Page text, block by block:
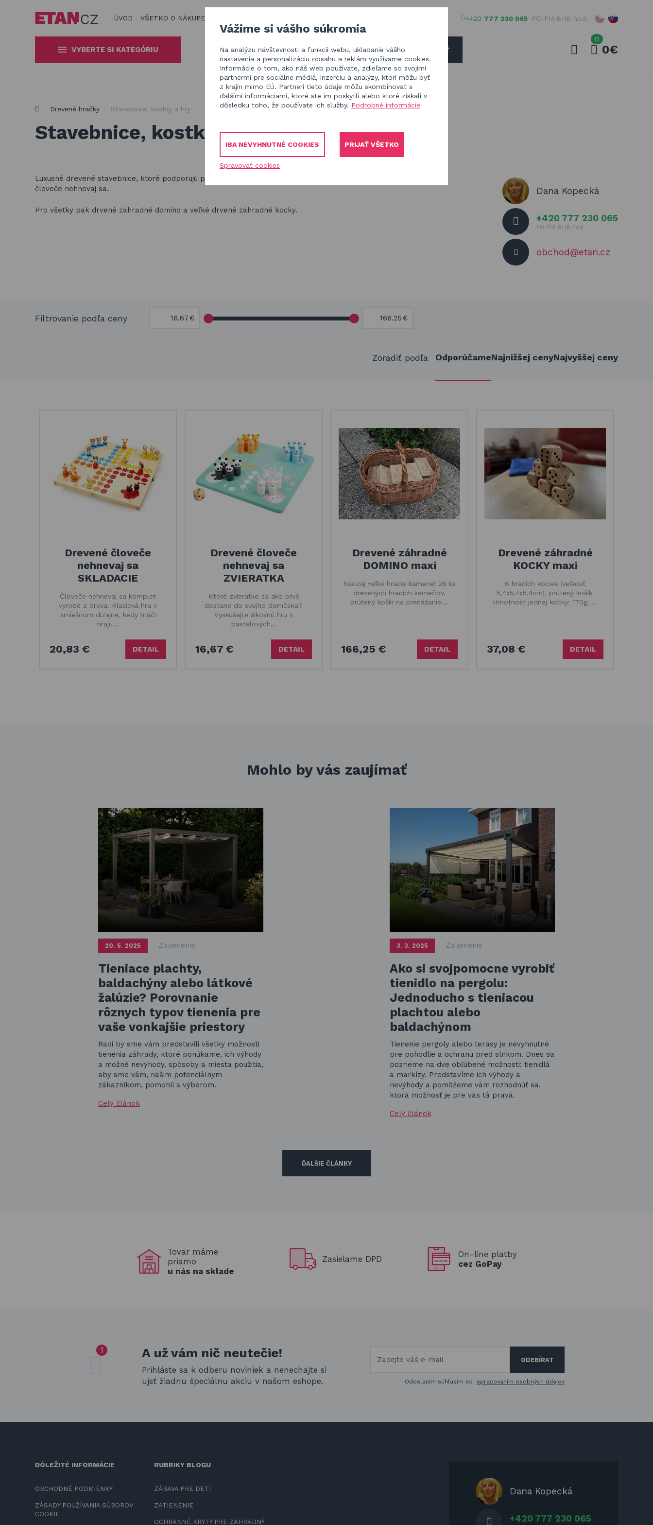
ÚVOD VŠETKO O NÁKUPE +420 777 230 065 PO-PIA 8-18 hod.
VYBERTE SI KATEGÓRIU
nábytok
Drevené hračky
Hojdačky a závesné systémy
HĽADAŤ
Registrovať
Zabudnuté heslo
0
0€
Produkty na zatienenie vašej záhrady, terasy či balkóna
Drevené hračky Stavebnice, kostky a hry
Stavebnice, kostky a hry
Luxusné drevené stavebnice, ktoré podporujú predstavivosť a zručnosti starších detí. Pre deti aj dospelých drevené
človeče nehnevaj sa.
Pro všetky pak drvené záhradné domino a veľké drvené záhradné kocky.
Dana Kopecká
+420 777 230 065
PO-PIA 8-18 hod.
obchod@etan.cz
Filtrovanie podľa ceny € €
Zoradiť podľa OdporúčameNajnižšej cenyNajvyššej ceny
Drevené človeče
nehnevaj sa
SKLADACIE
Človeče nehnevaj sa komplet
vyrobé z dreva. Klasická hra v
smiešnom dizajne, kedy hráči
hrajú…
20,83 € DETAIL
Drevené človeče
nehnevaj sa
ZVIERATKA
Ktoré zvieratko sa ako prvé
dostane do svojho domčeka?
Vyskúšajte šikovnú hru v
pastelových…
16,67 € DETAIL
Drevené záhradné
DOMINO maxi
Naozaj veľké hracie kamene! 28 ks
drevených hracích kameňov,
prútený košík na prenášanie.…
166,25 € DETAIL
Drevené záhradné
KOCKY maxi
6 hracích kociek (veľkosť
5,4x5,4x5,4cm), prútený košík.
Hmotnosť jednej kocky: 170g. …
37,08 € DETAIL
Mohlo by vás zaujímať
20. 5. 2025 Zatienenie
Tieniace plachty,
baldachýny alebo látkové
žalúzie? Porovnanie
rôznych typov tienenia pre
vaše vonkajšie priestory
Radi by sme vám predstavili všetky možnosti
tienenia záhrady, ktoré ponúkame, ich výhody
a možné nevýhody, spôsoby a miesta použitia,
aby sme vám, našim potenciálnym
zákazníkom, pomohli s výberom.
Celý článok
3. 3. 2025 Zatienenie
Ako si svojpomocne vyrobiť
tienidlo na pergolu:
Jednoducho s tieniacou
plachtou alebo
baldachýnom
Tienenie pergoly alebo terasy je nevyhnutné
pre pohodlie a ochranu pred slnkom. Dnes sa
pozrieme na dve obľúbené možnosti: tienidlá
a markízy. Predstavíme ich výhody a
nevýhody a pomôžeme vám rozhodnúť sa,
ktorá možnosť je pre vás tá pravá.
Celý článok
ĎALŠIE ČLÁNKY
Tovar máme
priamo
u nás na sklade
Zasielame DPD
On-line platby
cez GoPay
A už vám nič neutečie!
Prihláste sa k odberu noviniek a nenechajte si
ujsť žiadnu špeciálnu akciu v našom eshope.
Odoslaním súhlasím so spracovaním osobných údajov
DÔLEŽITÉ INFORMÁCIE
OBCHODNÉ PODMIENKY
ZÁSADY POUŽÍVANIA SÚBOROV
COOKIE
RUBRIKY BLOGU
ZÁBAVA PRE DETI
ZATIENENIE
OCHRANNÉ KRYTY PRE ZÁHRADNÝ
Dana Kopecká
+420 777 230 065
Vážime si vášho súkromia
Na analýzu návštevnosti a funkcií webu, ukladanie vášho
nastavenia a personalizáciu obsahu a reklám využívame cookies.
Informácie o tom, ako náš web používate, zdieľame so svojimi
partnermi pre sociálne médiá, inzerciu a analýzy, ktorí môžu byť
z krajín mimo EÚ. Partneri tieto údaje môžu skombinovať s
ďalšími informáciami, ktoré ste im poskytli alebo ktoré získali v
dôsledku toho, že používate ich služby. Podrobné informácie
IBA NEVYHNUTNÉ COOKIES PRIJAŤ VŠETKO
Spravovať cookies